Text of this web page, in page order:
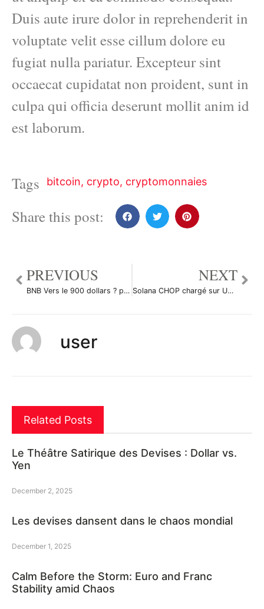
Duis aute irure dolor in reprehenderit in
voluptate velit esse cillum dolore eu
fugiat nulla pariatur. Excepteur sint
occaecat cupidatat non proident, sunt in
culpa qui officia deserunt mollit anim id
est laborum.
Tags bitcoin, crypto, cryptomonnaies
Share this post:
PREVIOUS
BNB Vers le 900 dollars ? par MalikOfCrypto
NEXT
Solana CHOP chargé sur UT – Daily par Alerrion
user
Related Posts
Le Théâtre Satirique des Devises : Dollar vs.
Yen
December 2, 2025
Les devises dansent dans le chaos mondial
December 1, 2025
Calm Before the Storm: Euro and Franc
Stability amid Chaos